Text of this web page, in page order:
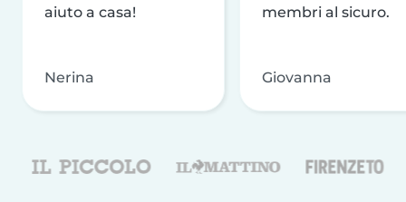
aiuto a casa!
Nerina
membri al sicuro.
Giovanna